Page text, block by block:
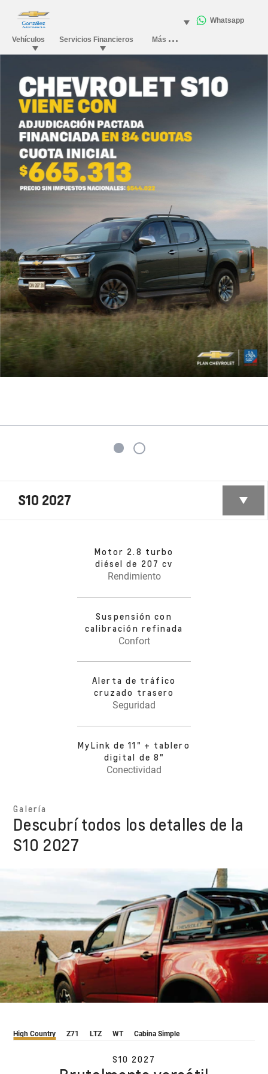
S10 2027
Motor 2.8 turbo
diésel de 207 cv
Rendimiento
Suspensión con
calibración refinada
Confort
Alerta de tráfico
cruzado trasero
Seguridad
MyLink de 11" + tablero
digital de 8"
Conectividad
Galería
Descubrí todos los detalles de la
S10 2027
High Country Z71 LTZ WT Cabina Simple
S10 2027